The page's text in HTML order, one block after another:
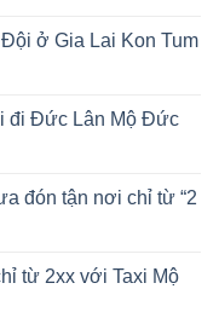
ở Gia Lai Kon Tum
đi Đức Lân Mộ Đức
đón tận nơi chỉ từ “2
từ 2xx với Taxi Mộ